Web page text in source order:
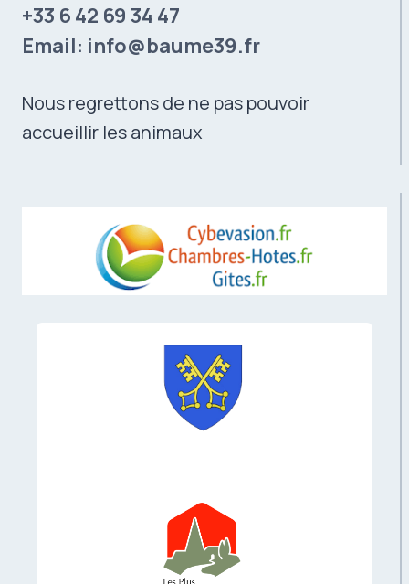
+33 6 42 69 34 47
Email: info@baume39.fr
Nous regrettons de ne pas pouvoir
accueillir les animaux